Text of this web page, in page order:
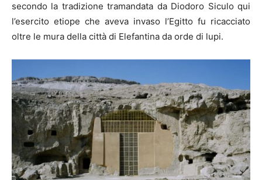
secondo la tradizione tramandata da Diodoro Siculo qui
l’esercito etiope che aveva invaso l’Egitto fu ricacciato
oltre le mura della città di Elefantina da orde di lupi.